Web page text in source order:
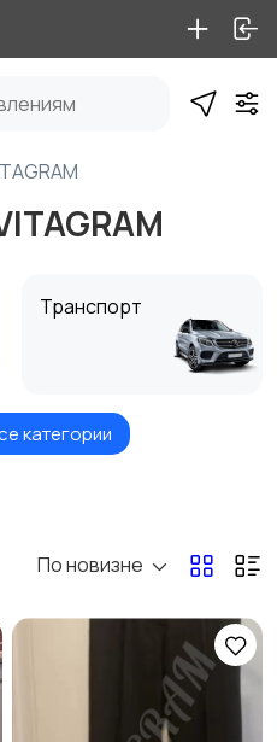
Транспорт
Вакансии
Для дома и дачи
категории
По новизне